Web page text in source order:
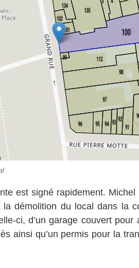
est signé rapidement.
la démolition du local dans la
ci, d’un garage couvert
ainsi qu’un permis pour la